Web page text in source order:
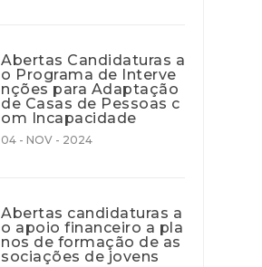
Abertas Candidaturas a
o Programa de Interve
nções para Adaptação
de Casas de Pessoas c
om Incapacidade
04 - NOV - 2024
Abertas candidaturas a
o apoio financeiro a pla
nos de formação de as
sociações de jovens